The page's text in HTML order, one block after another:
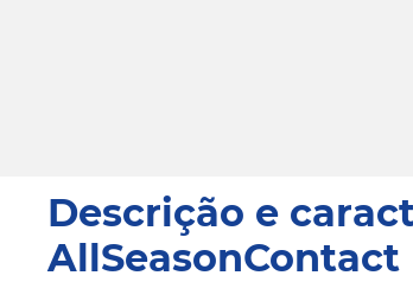
Descrição e
AllSeasonContact